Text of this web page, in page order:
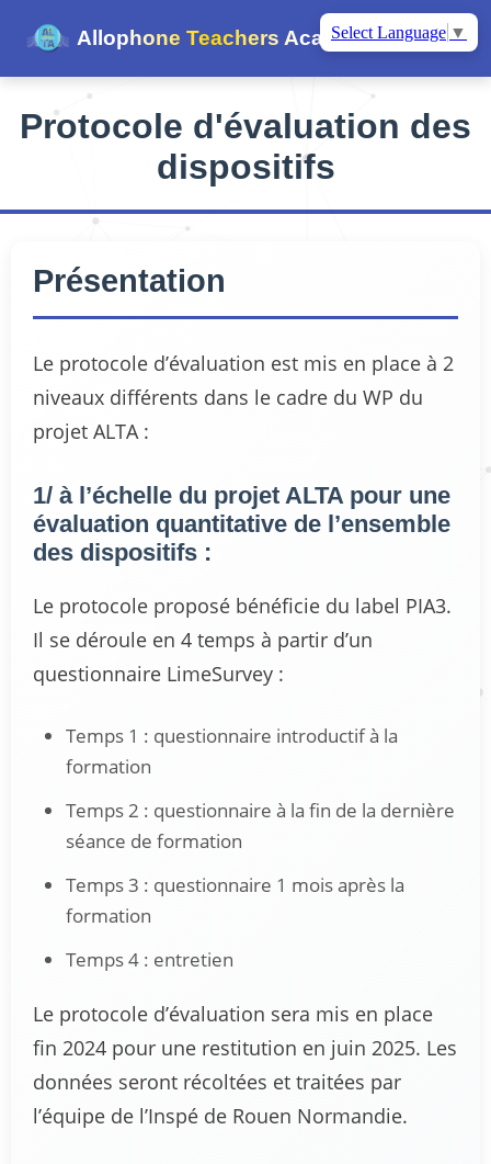
Select Language ▼
Allophone Teachers Academy
Protocole d'évaluation des
dispositifs
Présentation
Le protocole d’évaluation est mis en place à 2
niveaux différents dans le cadre du WP du
projet ALTA :
1/ à l’échelle du projet ALTA pour une
évaluation quantitative de l’ensemble
des dispositifs :
Le protocole proposé bénéficie du label PIA3.
Il se déroule en 4 temps à partir d’un
questionnaire LimeSurvey :
Temps 1 : questionnaire introductif à la
formation
Temps 2 : questionnaire à la fin de la dernière
séance de formation
Temps 3 : questionnaire 1 mois après la
formation
Temps 4 : entretien
Le protocole d’évaluation sera mis en place
fin 2024 pour une restitution en juin 2025. Les
données seront récoltées et traitées par
l’équipe de l’Inspé de Rouen Normandie.